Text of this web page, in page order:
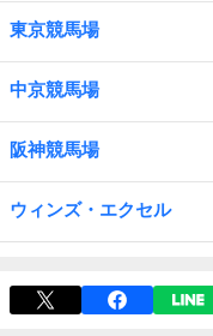
東京競馬場
中京競馬場
阪神競馬場
ウィンズ・エクセル